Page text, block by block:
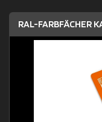
RAL-FARBFÄCHER